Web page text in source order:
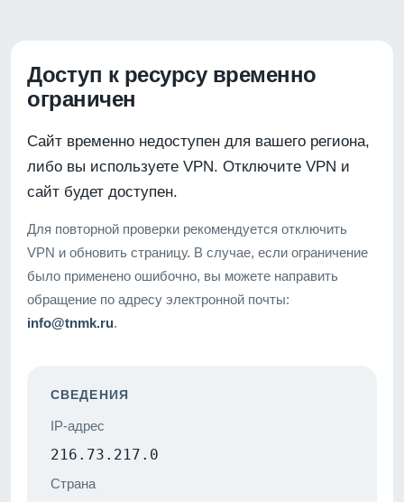
Доступ к ресурсу временно
ограничен
Сайт временно недоступен для вашего региона,
либо вы используете VPN. Отключите VPN и
сайт будет доступен.
Для повторной проверки рекомендуется отключить
VPN и обновить страницу. В случае, если ограничение
было применено ошибочно, вы можете направить
обращение по адресу электронной почты:
info@tnmk.ru.
СВЕДЕНИЯ
IP-адрес
216.73.217.0
Страна